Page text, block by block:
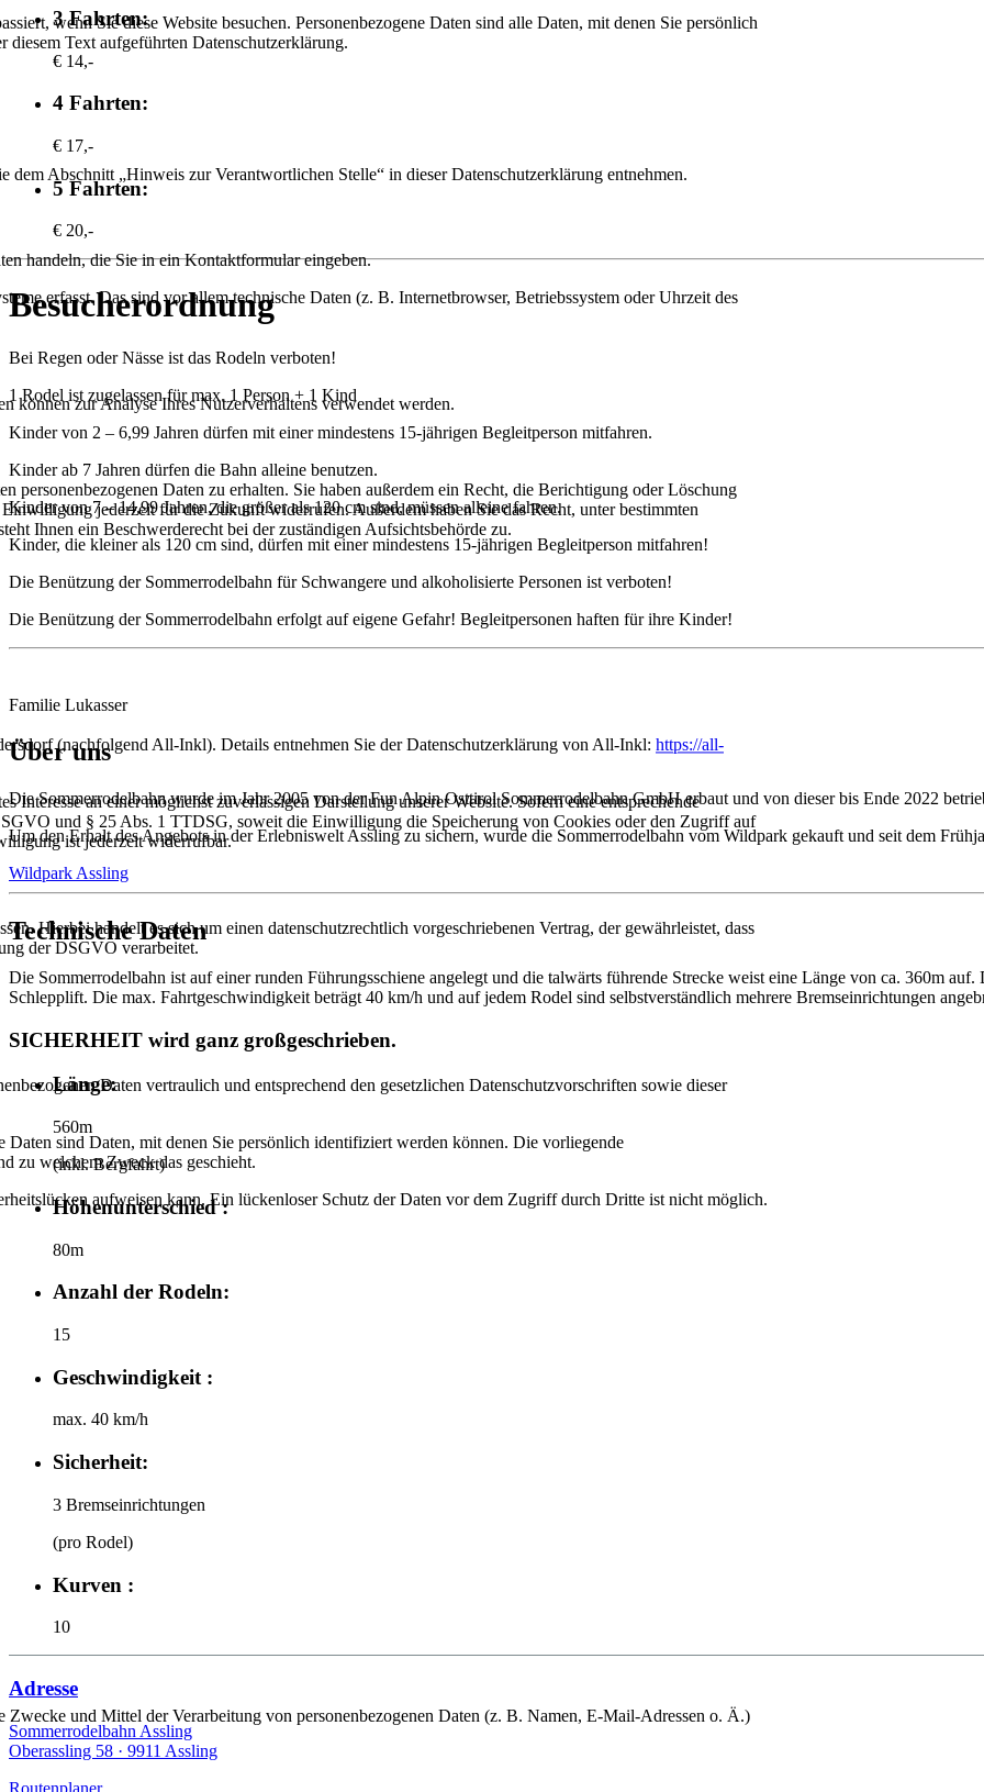
3 Fahrten:
€ 14,-
4 Fahrten:
€ 17,-
5 Fahrten:
€ 20,-
Besucherordnung
Bei Regen oder Nässe ist das Rodeln verboten!
1 Rodel ist zugelassen für max. 1 Person + 1 Kind
Kinder von 2 – 6,99 Jahren dürfen mit einer mindestens 15-jährigen Begleitperson mitfahren.
Kinder ab 7 Jahren dürfen die Bahn alleine benutzen.
Kinder von 7 – 14,99 Jahren, die größer als 120 cm sind, müssen alleine fahren.
Kinder, die kleiner als 120 cm sind, dürfen mit einer mindestens 15-jährigen Begleitperson mitfahren!
Die Benützung der Sommerrodelbahn für Schwangere und alkoholisierte Personen ist verboten!
Die Benützung der Sommerrodelbahn erfolgt auf eigene Gefahr! Begleitpersonen haften für ihre Kinder!
Familie Lukasser
Über uns
Die Sommerrodelbahn wurde im Jahr 2005 von der Fun Alpin Osttirol Sommerrodelbahn GmbH erbaut und von dieser bis Ende 2022
Um den Erhalt des Angebots in der Erlebniswelt Assling zu sichern, wurde die Sommerrodelbahn vom Wildpark gekauft und seit dem
Wildpark Assling
Technische Daten
Die Sommerrodelbahn ist auf einer runden Führungsschiene angelegt und die talwärts führende Strecke weist eine Länge von ca. 360m
Schlepplift. Die max. Fahrtgeschwindigkeit beträgt 40 km/h und auf jedem Rodel sind selbstverständlich mehrere Bremseinrichtungen
SICHERHEIT wird ganz großgeschrieben.
Länge:
560m
(inkl. Bergfahrt)
Höhenunterschied :
80m
Anzahl der Rodeln:
15
Geschwindigkeit :
max. 40 km/h
Sicherheit:
3 Bremseinrichtungen
(pro Rodel)
Kurven :
10
Adresse
Sommerrodelbahn Assling
Oberassling 58 · 9911 Assling
Routenplaner
wenn Sie diese Website besuchen. Personenbezogene Daten sind alle Daten, mit denen Sie persönlich
Text aufgeführten Datenschutzerklärung.
Abschnitt „Hinweis zur Verantwortlichen Stelle“ in dieser Datenschutzerklärung entnehmen.
handeln, die Sie in ein Kontaktformular eingeben.
erfasst. Das sind vor allem technische Daten (z. B. Internetbrowser, Betriebssystem oder Uhrzeit des
können zur Analyse Ihres Nutzerverhaltens verwendet werden.
Daten zu erhalten. Sie haben außerdem ein Recht, die Berichtigung oder Löschung
jederzeit für die Zukunft widerrufen. Außerdem haben Sie das Recht, unter bestimmten
Ihnen ein Beschwerderecht bei der zuständigen Aufsichtsbehörde zu.
(nachfolgend All-Inkl). Details entnehmen Sie der Datenschutzerklärung von All-Inkl: https://all-
an einer möglichst zuverlässigen Darstellung unserer Website. Sofern eine entsprechende
und § 25 Abs. 1 TTDSG, soweit die Einwilligung die Speicherung von Cookies oder den Zugriff auf
ist jederzeit widerrufbar.
Hierbei handelt es sich um einen datenschutzrechtlich vorgeschriebenen Vertrag, der gewährleistet, dass
der DSGVO verarbeitet.
Daten vertraulich und entsprechend den gesetzlichen Datenschutzvorschriften sowie dieser
Daten sind Daten, mit denen Sie persönlich identifiziert werden können. Die vorliegende
zu welchem Zweck das geschieht.
aufweisen kann. Ein lückenloser Schutz der Daten vor dem Zugriff durch Dritte ist nicht möglich.
und Mittel der Verarbeitung von personenbezogenen Daten (z. B. Namen, E-Mail-Adressen o. Ä.)